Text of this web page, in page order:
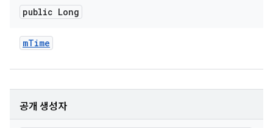
public Long
mTime
공개 생성자